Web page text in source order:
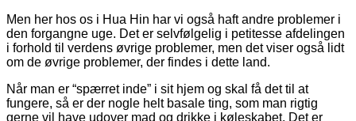
Men her hos os i Hua Hin har vi også haft andre problemer i
den forgangne uge. Det er selvfølgelig i petitesse afdelingen
i forhold til verdens øvrige problemer, men det viser også lidt
om de øvrige problemer, der findes i dette land.
Når man er “spærret inde” i sit hjem og skal få det til at
fungere, så er der nogle helt basale ting, som man rigtig
gerne vil have udover mad og drikke i køleskabet. Det er